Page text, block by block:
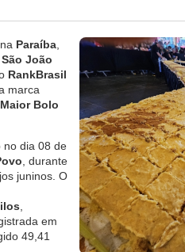
, na Paraíba
João
RankBrasil
marca
Maior Bolo
no dia 08 de
, durante
juninos. O
em
49,41